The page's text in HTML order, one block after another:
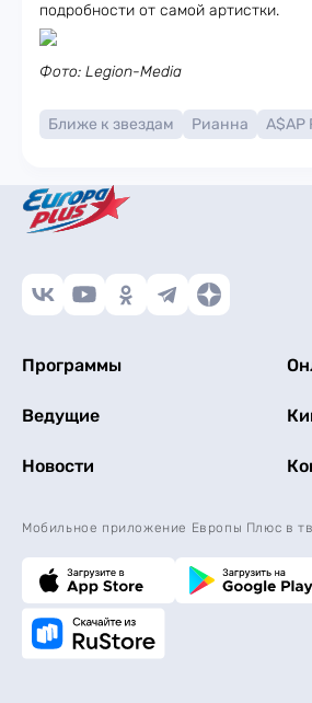
подробности от самой артистки.
Фото: Legion-Media
Ближе к звездам Рианна A$AP
Программы
Ведущие
Новости
Мобильное приложение Европы Плюс в